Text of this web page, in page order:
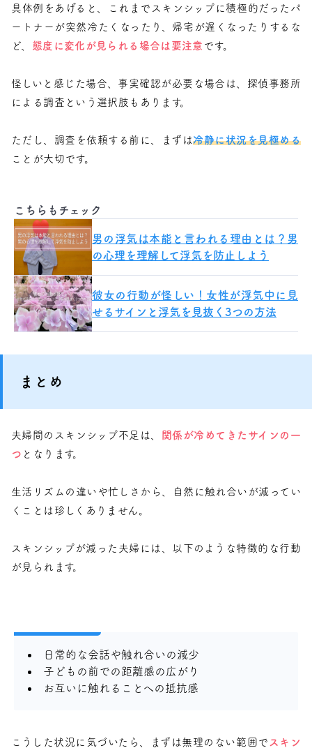
具体例をあげると、これまでスキンシップに積極的だったパ
ートナーが突然冷たくなったり、帰宅が遅くなったりするな
ど、 態度に変化が見られる場合は要注意 です。
怪しいと感じた場合、事実確認が必要な場合は、探偵事務所
による調査という選択肢もあります。
ただし、調査を依頼する前に、まずは冷静に状況を見極める
ことが大切です。
こちらもチェック
男の浮気は本能と言われる理由とは？男
の心理を理解して浮気を防止しよう
彼女の行動が怪しい！女性が浮気中に見
せるサインと浮気を見抜く3つの方法
まとめ
夫婦間のスキンシップ不足は、
関係が冷めてきたサインの一
つ となります。
生活リズムの違いや忙しさから、自然に触れ合いが減ってい
くことは珍しくありません。
スキンシップが減った夫婦には、以下のような特徴的な行動
が見られます。
日常的な会話や触れ合いの減少
子どもの前での距離感の広がり
お互いに触れることへの抵抗感
こうした状況に気づいたら、まずは無理のない範囲で スキン